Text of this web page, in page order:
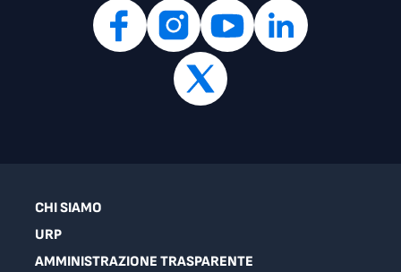
CHI SIAMO
URP
AMMINISTRAZIONE TRASPARENTE